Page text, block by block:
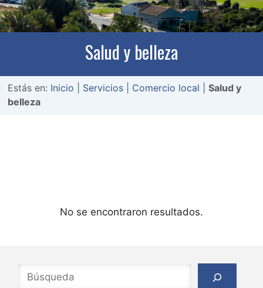
Salud y belleza
Estás en: Inicio Servicios Comercio local |Salud y
belleza
No se encontraron resultados.
Buscar